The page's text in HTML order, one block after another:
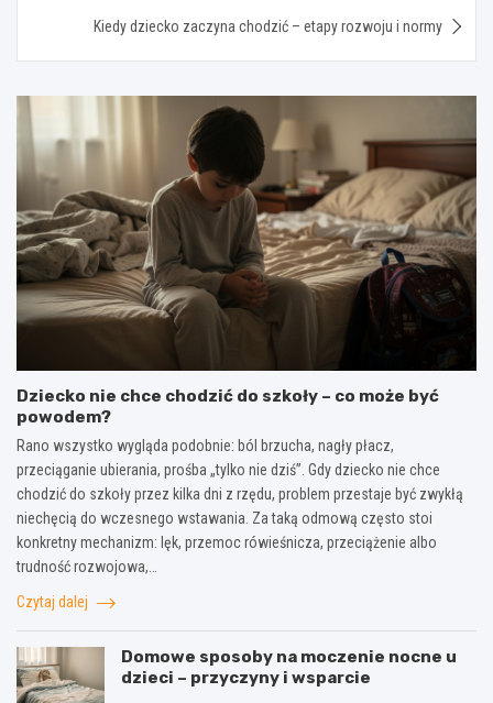
Kiedy dziecko zaczyna chodzić – etapy rozwoju i normy
Dziecko nie chce chodzić do szkoły – co może być
powodem?
Rano wszystko wygląda podobnie: ból brzucha, nagły płacz,
przeciąganie ubierania, prośba „tylko nie dziś”. Gdy dziecko nie chce
chodzić do szkoły przez kilka dni z rzędu, problem przestaje być zwykłą
niechęcią do wczesnego wstawania. Za taką odmową często stoi
konkretny mechanizm: lęk, przemoc rówieśnicza, przeciążenie albo
trudność rozwojowa,…
Czytaj dalej
Domowe sposoby na moczenie nocne u
dzieci – przyczyny i wsparcie